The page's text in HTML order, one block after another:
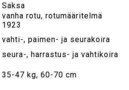
Saksa
vanha rotu, rotumääritelmä
1923
vahti-, paimen- ja seurakoira
seura-, harrastus- ja vahtikoira
35-47 kg, 60-70 cm